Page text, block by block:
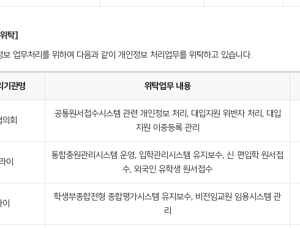
탁]
업무처리를 위하여 다음과 같이 개인정보 처리업무를 위탁하고 있습니다.
기관명 위탁업무 내용
회
공통원서접수시스템 관련 개인정보 처리, 대입지원 위반자 처리, 대입
지원 이중등록 관리
이
통합충원관리시스템 운영, 입학관리시스템 유지보수, 신·편입학 원서접
수, 외국인 유학생 원서접수
학생부종합전형 종합평가시스템 유지보수, 비전임교원 임용시스템 관
리